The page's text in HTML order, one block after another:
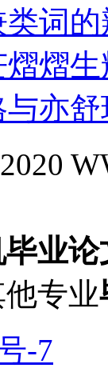
词
熠生
亦
业论
专业
-7